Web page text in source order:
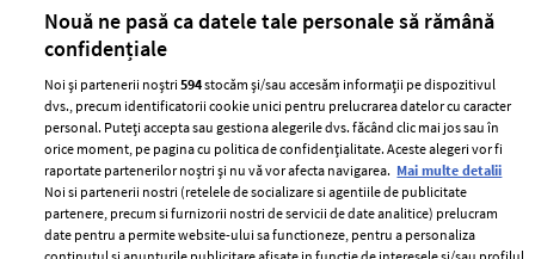
de anul acesta? În cursă au rămas 11 persoane, ale căror
candidaturi au fost validate de Curtea Constituțională.
+ MAI MULTE
Nouă ne pasă ca datele tale personale să rămână
confidențiale
Noi și partenerii noștri594stocăm și/sau accesăm informații pe dispozitivul
dvs., precum identificatorii cookie unici pentru prelucrarea datelor cu caracter
personal. Puteți accepta sau gestiona alegerile dvs. făcând clic mai jos sau în
orice moment, pe pagina cu politica de confidențialitate. Aceste alegeri vor fi
raportate partenerilor noștri și nu vă vor afecta navigarea. Mai multe detalii
Noi si partenerii nostri (retelele de socializare si agentiile de publicitate
partenere, precum si furnizorii nostri de servicii de date analitice) prelucram
date pentru a permite website-ului sa functioneze, pentru a personaliza